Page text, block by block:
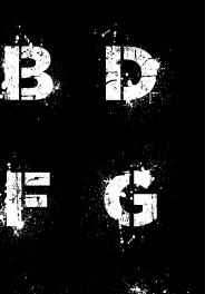
B
F
D
G